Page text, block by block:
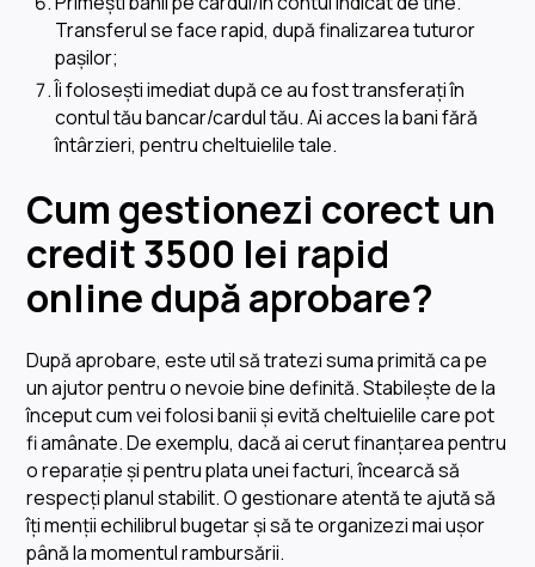
Transferul se face rapid, după finalizarea tuturor
pașilor;
Îi folosești imediat după ce au fost transferați în
contul tău bancar/cardul tău. Ai acces la bani fără
întârzieri, pentru cheltuielile tale.
Cum gestionezi corect un
credit 3500 lei rapid
online după aprobare?
După aprobare, este util să tratezi suma primită ca pe
un ajutor pentru o nevoie bine definită. Stabilește de la
început cum vei folosi banii și evită cheltuielile care pot
fi amânate. De exemplu, dacă ai cerut finanțarea pentru
o reparație și pentru plata unei facturi, încearcă să
respecți planul stabilit. O gestionare atentă te ajută să
îți menții echilibrul bugetar și să te organizezi mai ușor
până la momentul rambursării.